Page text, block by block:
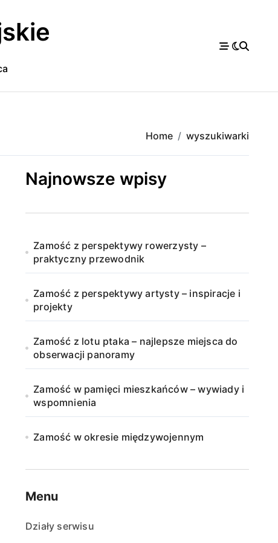
Home wyszukiwarki
Najnowsze wpisy
Zamość z perspektywy rowerzysty –
praktyczny przewodnik
Zamość z perspektywy artysty – inspiracje i
projekty
Zamość z lotu ptaka – najlepsze miejsca do
obserwacji panoramy
Zamość w pamięci mieszkańców – wywiady i
wspomnienia
Zamość w okresie międzywojennym
Menu
Działy serwisu